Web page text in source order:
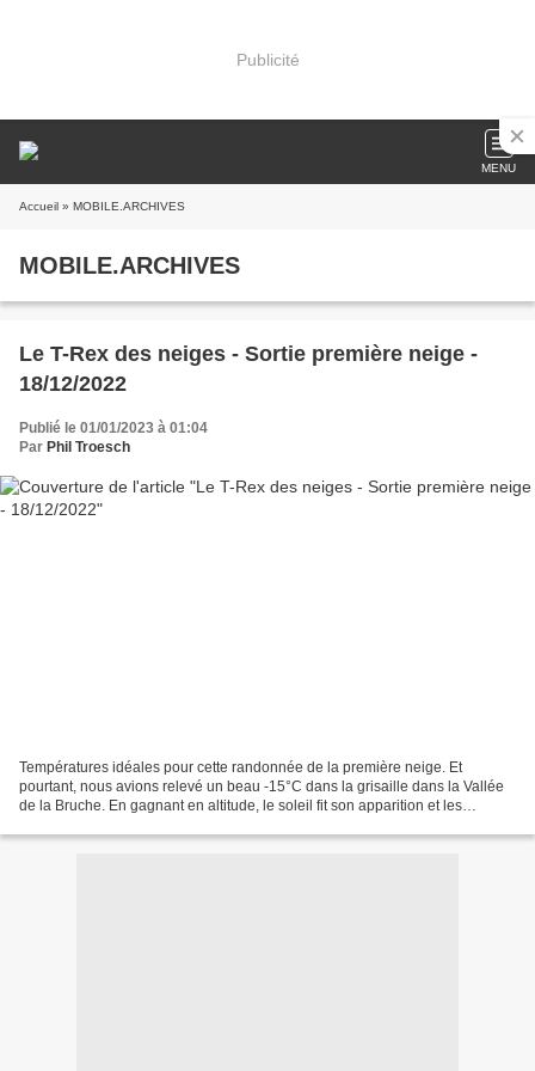
Publicité
MENU
Accueil » MOBILE.ARCHIVES
MOBILE.ARCHIVES
Le T-Rex des neiges - Sortie première neige -
18/12/2022
Publié le 01/01/2023 à 01:04
Par Phil Troesch
Températures idéales pour cette randonnée de la première neige. Et
pourtant, nous avions relevé un beau -15°C dans la grisaille dans la Vallée
de la Bruche. En gagnant en altitude, le soleil fit son apparition et les